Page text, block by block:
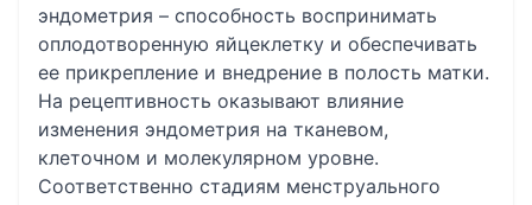
эндометрия – способность воспринимать
оплодотворенную яйцеклетку и обеспечивать
ее прикрепление и внедрение в полость матки.
На рецептивность оказывают влияние
изменения эндометрия на тканевом,
клеточном и молекулярном уровне.
Соответственно стадиям менструального